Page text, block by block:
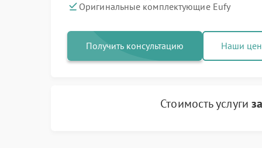
Оригинальные комплектующие Eufy
Получить консультацию Наши
Стоимость услуги